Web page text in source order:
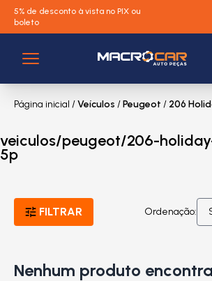
5% de desconto à vista no PIX ou
boleto
Página inicial /Veículos /Peugeot / 206
veiculos/peugeot/206-
5p
FILTRAR Ordenação:
Nenhum produto